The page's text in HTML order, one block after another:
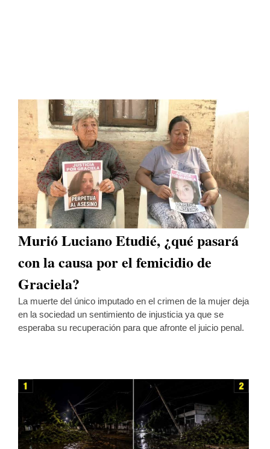
Murió Luciano Etudié, ¿qué pasará
con la causa por el femicidio de
Graciela?
La muerte del único imputado en el crimen de la mujer deja
en la sociedad un sentimiento de injusticia ya que se
esperaba su recuperación para que afronte el juicio penal.